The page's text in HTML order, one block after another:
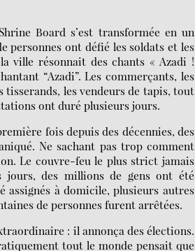
Board s’est transformée en un
personnes ont défié les soldats et les
ville résonnait des chants « Azadi !
“Azadi”. Les commerçants, les
les vendeurs de tapis, tout
ont duré plusieurs jours.
fois depuis des décennies, des
Ne sachant pas trop comment
Le couvre-feu le plus strict jamais
des millions de gens ont été
à domicile, plusieurs autres
de personnes furent arrêtées.
: il annonça des élections.
tout le monde pensait que